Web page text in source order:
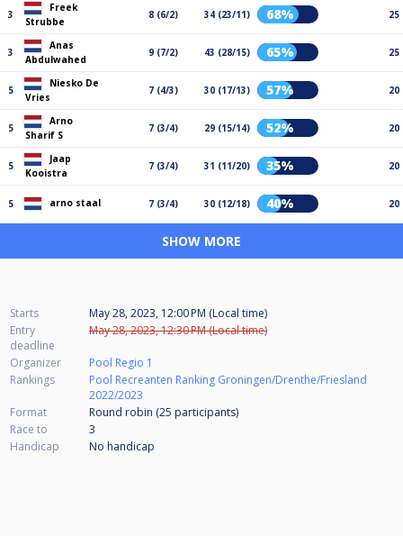
3
Freek
Strubbe
8 (6/2) 34 (23/11) 68% 25
3
Anas
Abdulwahed
9 (7/2) 43 (28/15) 65% 25
5
Niesko De
Vries
7 (4/3) 30 (17/13) 57% 20
5
Arno
Sharif S
7 (3/4) 29 (15/14) 52% 20
5
Jaap
Kooistra
7 (3/4) 31 (11/20) 35% 20
5 arno staal 7 (3/4) 30 (12/18) 40% 20
SHOW MORE
Starts
May 28, 2023, 12:00 PM (Local time)
Entry
deadline
May 28, 2023, 12:30 PM (Local time)
Organizer
Pool Regio 1
Rankings
Pool Recreanten Ranking Groningen/Drenthe/Friesland
2022/2023
Format
Round robin (25 participants)
Race to
3
Handicap
No handicap